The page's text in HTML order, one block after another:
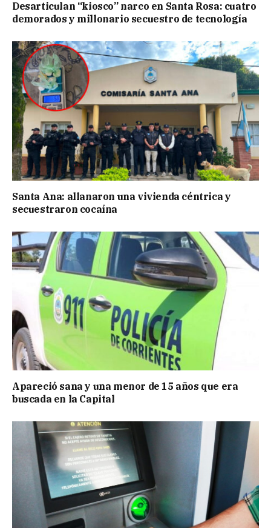
Desarticulan “kiosco” narco en Santa Rosa: cuatro
demorados y millonario secuestro de tecnología
Santa Ana: allanaron una vivienda céntrica y
secuestraron cocaína
Apareció sana y una menor de 15 años que era
buscada en la Capital